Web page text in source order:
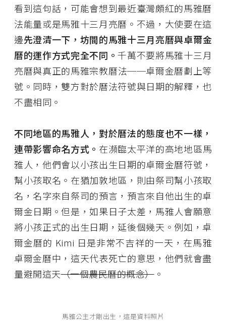
看到這句話，可能會想到最近臺灣頗紅的馬雅曆
法能量或是馬雅十三月亮曆。不過，大使要在這
邊先澄清一下，坊間的馬雅十三月亮曆與卓爾金
曆的運作方式完全不同。千萬不要將馬雅十三月
亮曆與真正的馬雅宗教曆法──卓爾金曆劃上等
號。同時，雙方對於曆法符號與日期的解釋，也
不盡相同。
不同地區的馬雅人，對於曆法的態度也不一樣，
連帶影響命名方式。 在瀕臨太平洋的高地地區馬
雅人，他們會以小孩出生日期的卓爾金曆符號，
幫小孩取名。在猶加敦地區，則由祭司幫小孩取
名，名字來自祭司的預言，預言來自他出生的卓
爾金日期。但是，如果日子太差，馬雅人會願意
將小孩正式的出生日期，延後個幾天。例如，卓
爾金曆的 Kimi 日是非常不吉祥的一天，在馬雅
卓爾金曆中，這天代表死亡的意思，他們就會盡
量避開這天（一個農民曆的概念）。
馬雅公主才剛出生，這是資料照片